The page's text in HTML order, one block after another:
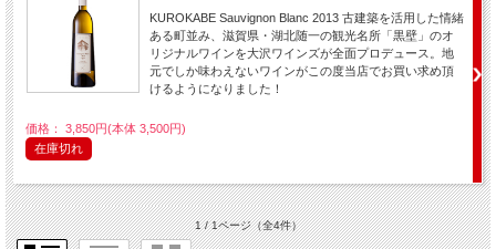
KUROKABE Sauvignon Blanc 2013 古建築を活用した情緒
ある町並み、滋賀県・湖北随一の観光名所「黒壁」のオ
リジナルワインを大沢ワインズが全面プロデュース。地
元でしか味わえないワインがこの度当店でお買い求め頂
けるようになりました！
価格： 3,850円(本体 3,500円)
在庫切れ
1 / 1ページ（全4件）